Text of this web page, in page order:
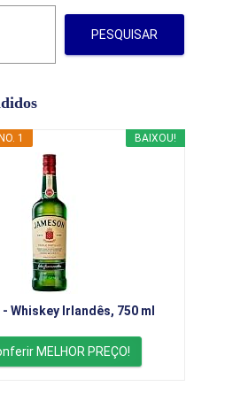
PESQUISAR
BAIXOU!
1
Whiskey Irlandês, 750 ml
MELHOR PREÇO!